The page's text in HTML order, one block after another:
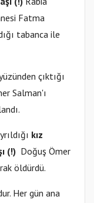
Fatma
tabanca ile
çıktığı
Salman'ı
kız
(!) Doğuş Ömer
öldürdü.
Her gün ana